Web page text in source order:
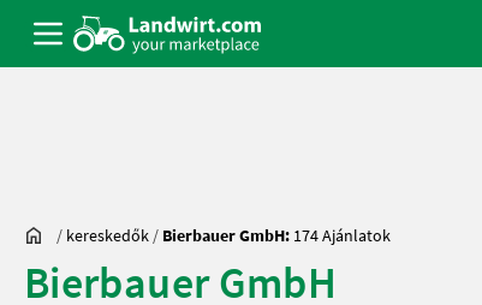
/ kereskedők / Bierbauer GmbH: 174 Ajánlatok
Bierbauer GmbH